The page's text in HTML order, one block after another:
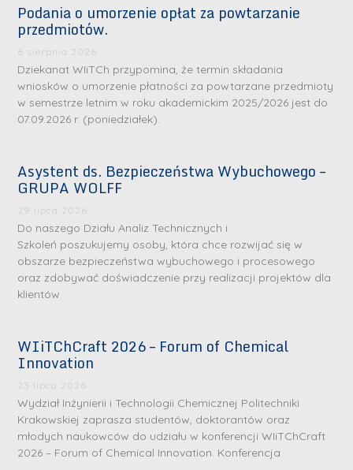
Podania o umorzenie opłat za powtarzanie
przedmiotów.
6 sierpnia 2026
Dziekanat WIiTCh przypomina, że termin składania
wniosków o umorzenie płatności za powtarzane przedmioty
w semestrze letnim w roku akademickim 2025/2026 jest do
07.09.2026 r. (poniedziałek).
Asystent ds. Bezpieczeństwa Wybuchowego –
GRUPA WOLFF
29 lipca 2026
Do naszego Działu Analiz Technicznych i
Szkoleń poszukujemy osoby, która chce rozwijać się w
obszarze bezpieczeństwa wybuchowego i procesowego
oraz zdobywać doświadczenie przy realizacji projektów dla
klientów
WIiTChCraft 2026 – Forum of Chemical
Innovation
23 lipca 2026
Wydział Inżynierii i Technologii Chemicznej Politechniki
Krakowskiej zaprasza studentów, doktorantów oraz
młodych naukowców do udziału w konferencji WIiTChCraft
2026 – Forum of Chemical Innovation. Konferencja